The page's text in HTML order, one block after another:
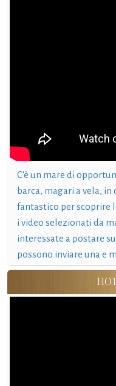
C'è un mare di
barca, magari a vela, in
fantastico per scoprire
i video selezionati da
interessate a postare
possono inviare una e